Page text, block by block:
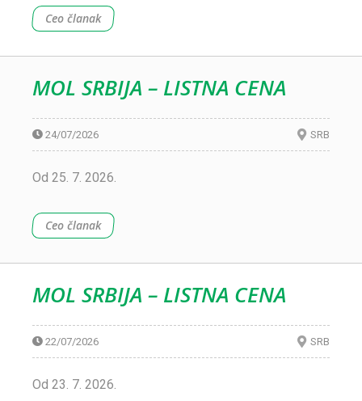
Ceo članak
MOL SRBIJA – LISTNA CENA
24/07/2026 SRB
Od 25. 7. 2026.
Ceo članak
MOL SRBIJA – LISTNA CENA
22/07/2026 SRB
Od 23. 7. 2026.